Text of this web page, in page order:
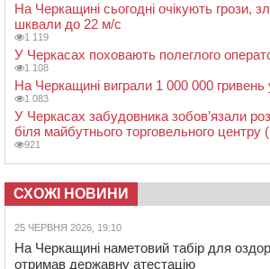
На Черкащині сьогодні очікують грози,
шквали до 22 м/с
1 119
У Черкасах поховають полеглого
1 108
На Черкащині виграли 1 000 000 гривень
1 083
У Черкасах забудовника зобов’язали
біля майбутнього торговельного
921
СХОЖІ НОВИНИ
25 ЧЕРВНЯ 2026, 19:10
На Черкащині наметовий табір для
отримав державну атестацію